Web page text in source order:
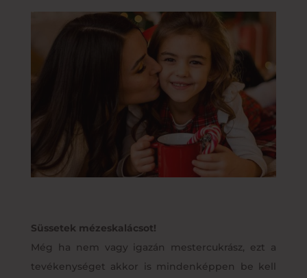
Süssetek mézeskalácsot!
Még ha nem vagy igazán mestercukrász, ezt a
tevékenységet akkor is mindenképpen be kell